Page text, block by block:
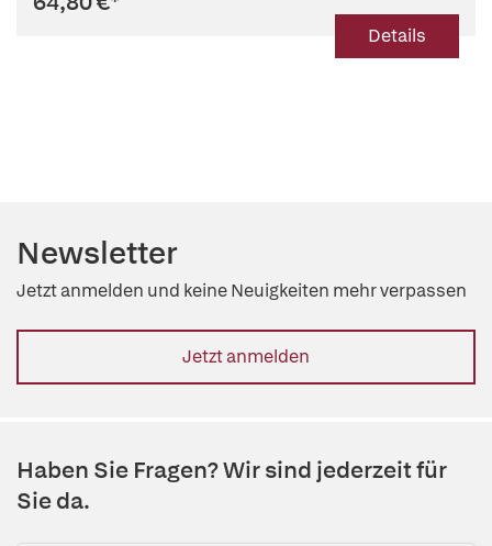
Details
Newsletter
Jetzt anmelden und keine Neuigkeiten mehr verpassen
Jetzt anmelden
Haben Sie Fragen? Wir sind jederzeit für
Sie da.